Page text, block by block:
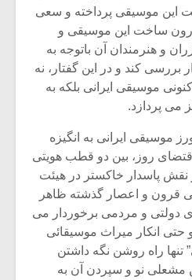
این موسیقی پرداخته و سعی
درون ساخت این موسیقی و
و هنرمندان آن باتوجه به
بررسی کند و در این گفتار، نه
موسیقی ایرانی بلکه به
می پردازد.
موسیقی ایرانی به انگیزه
روز، بین دو قطب هویتی
پاسدار خاکستر در هیئت
قرون و اعصار گذشته ظاهر
دولتی و مردمی برخوردار می
انکار میراث موسیقائی
راه روشن نگه داشتن
مشعلی نو و سپردن آن به